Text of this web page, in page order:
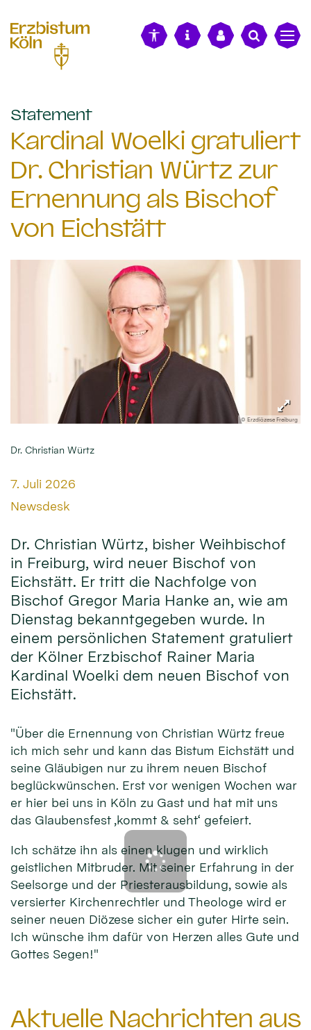
Statement:
Kardinal Woelki gratuliert
Dr. Christian Würtz zur
Ernennung als Bischof
von Eichstätt
© Erzdiözese Freiburg
Dr. Christian Würtz
Datum:
7. Juli 2026
Von:
Newsdesk
Dr. Christian Würtz, bisher Weihbischof
in Freiburg, wird neuer Bischof von
Eichstätt. Er tritt die Nachfolge von
Bischof Gregor Maria Hanke an, wie am
Dienstag bekanntgegeben wurde. In
einem persönlichen Statement gratuliert
der Kölner Erzbischof Rainer Maria
Kardinal Woelki dem neuen Bischof von
Eichstätt.
"Über die Ernennung von Christian Würtz freue
ich mich sehr und kann das Bistum Eichstätt und
seine Gläubigen nur zu ihrem neuen Bischof
beglückwünschen. Erst vor wenigen Wochen war
er hier bei uns in Köln zu Gast und hat mit uns
das Glaubensfest ‚kommt & seht‘ gefeiert.
Ich schätze ihn als einen klugen und wirklich
geistlichen Mitbruder. Mit seiner Erfahrung in der
Seelsorge und der Priesterausbildung, sowie als
versierter Kirchenrechtler und Theologe wird er
seiner neuen Diözese sicher ein guter Hirte sein.
Ich wünsche ihm dafür von Herzen alles Gute und
Gottes Segen!"
Aktuelle Nachrichten aus